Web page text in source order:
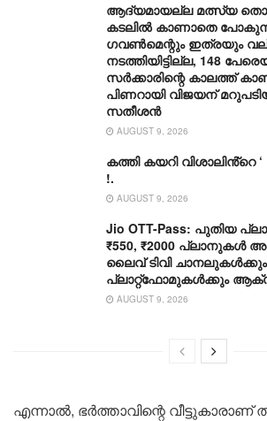
ആദ്യമായല്ല മത്സ്യ
കടലിൽ കാണാതെ
ഗവൺമെന്റും ഇത്രയും
നടത്തിയിട്ടില്ല, 148
സർക്കാരിന്റെ കാലത്ത്
പിണറായി വിജയന്
സതീശന്‍
AUGUST 9, 2026
കത്തി കയറി വിശാലിൻ്റെ
!.
AUGUST 9, 2026
Jio OTT-Pass: പുതിയ
₹550, ₹2000 പ്ലാനുകൾ
ലൈവ് ടിവി ചാനലുകൾക്കും
പ്ലാറ്റ്‌ഫോമുകൾക്കും
AUGUST 9, 2026
എന്നാൽ, ഭർത്താവിന്റെ വീട്ടുകാരാണ്